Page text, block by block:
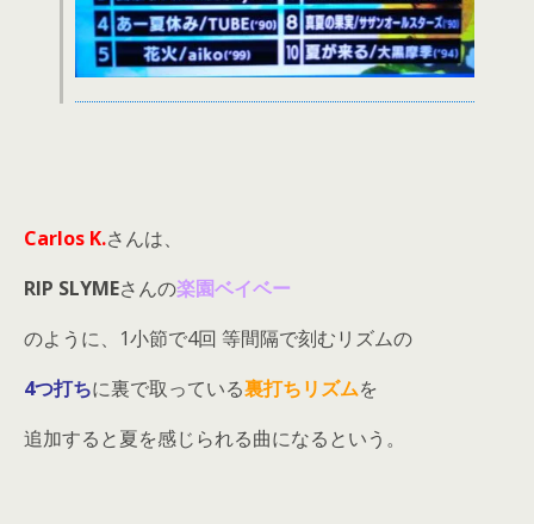
Carlos K.さんは、
RIP SLYMEさんの楽園ベイベー
のように、1小節で4回 等間隔で刻むリズムの
4つ打ちに裏で取っている裏打ちリズムを
追加すると夏を感じられる曲になるという。